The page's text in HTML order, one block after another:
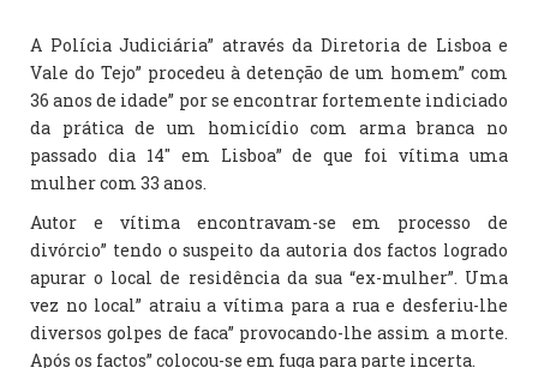
A Polícia Judiciária” através da Diretoria de Lisboa e
Vale do Tejo” procedeu à detenção de um homem” com
36 anos de idade” por se encontrar fortemente indiciado
da prática de um homicídio com arma branca no
passado dia 14″ em Lisboa” de que foi vítima uma
mulher com 33 anos.
Autor e vítima encontravam-se em processo de
divórcio” tendo o suspeito da autoria dos factos logrado
apurar o local de residência da sua “ex-mulher”. Uma
vez no local” atraiu a vítima para a rua e desferiu-lhe
diversos golpes de faca” provocando-lhe assim a morte.
Após os factos” colocou-se em fuga para parte incerta.